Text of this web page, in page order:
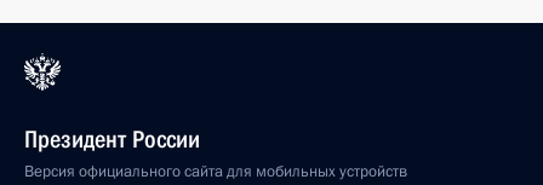
Президент России
Версия официального сайта для мобильных устройств